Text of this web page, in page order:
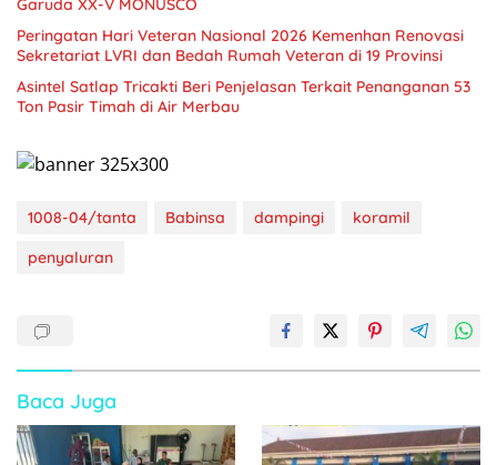
Garuda XX-V MONUSCO
Peringatan Hari Veteran Nasional 2026 Kemenhan Renovasi
Sekretariat LVRI dan Bedah Rumah Veteran di 19 Provinsi
Asintel Satlap Tricakti Beri Penjelasan Terkait Penanganan 53
Ton Pasir Timah di Air Merbau
1008-04/tanta Babinsa dampingi
koramil
penyaluran
Baca Juga